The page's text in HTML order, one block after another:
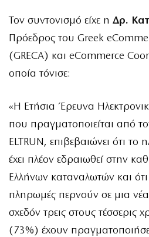
Τον συντονισμό είχε η Δρ.
Πρόεδρος του Greek
(GRECA) και eCommerce
οποία τόνισε:
«Η Ετήσια Έρευνα
που πραγματοποιείται από
ELTRUN, επιβεβαιώνει ότι το
έχει πλέον εδραιωθεί στην
Ελλήνων καταναλωτών και
πληρωμές περνούν σε μια
σχεδόν τρεις στους τέσσερις
(73%) έχουν